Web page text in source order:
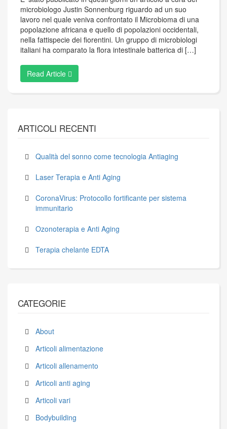
microbiologo Justin Sonnenburg riguardo ad un suo
lavoro nel quale veniva confrontato il Microbioma di una
popolazione africana e quello di popolazioni occidentali,
nella fattispecie dei fiorentini. Un gruppo di microbiologi
italiani ha comparato la flora intestinale batterica di […]
Read Article
ARTICOLI RECENTI
Qualità del sonno come tecnologia Antiaging
Laser Terapia e Anti Aging
CoronaVirus: Protocollo fortificante per sistema
immunitario
Ozonoterapia e Anti Aging
Terapia chelante EDTA
CATEGORIE
About
Articoli alimentazione
Articoli allenamento
Articoli anti aging
Articoli vari
Bodybuilding